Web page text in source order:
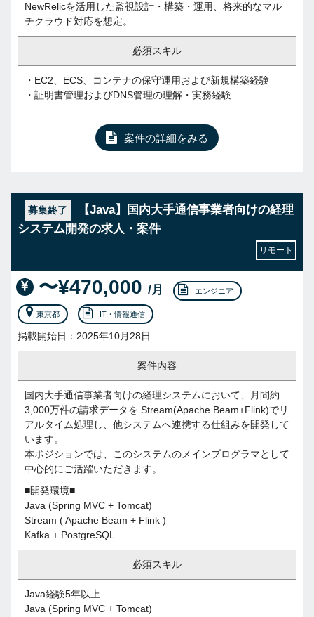
NewRelicを活用した監視設計・構築・運用、将来的なマル
チクラウド対応を想定。
必須スキル
・EC2、ECS、コンテナの保守運用および新規構築経験
・証明書管理およびDNS管理の理解・実務経験
案件の詳細をみる
募集終了
【Java】国内大手通信事業者向けの経理
システム開発の求人・案件
リモート
〜¥470,000 /月 エンジニア
東京都 IT・情報通信
掲載開始日：2025年10月28日
案件内容
国内大手通信事業者向けの経理システムにおいて、月間約
3,000万件の請求データを Stream(Apache Beam+Flink)でリ
アルタイム処理し、他システムへ連携する仕組みを開発して
います。
本ポジションでは、このシステムのメインプログラマとして
中心的にご活躍いただきます。
■開発環境■
Java (Spring MVC + Tomcat)
Stream ( Apache Beam + Flink )
Kafka + PostgreSQL
必須スキル
Java経験5年以上
Java (Spring MVC + Tomcat)